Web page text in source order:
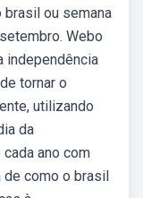
ou semana
Webo
independência
tornar o
utilizando
da
ano com
como o brasil